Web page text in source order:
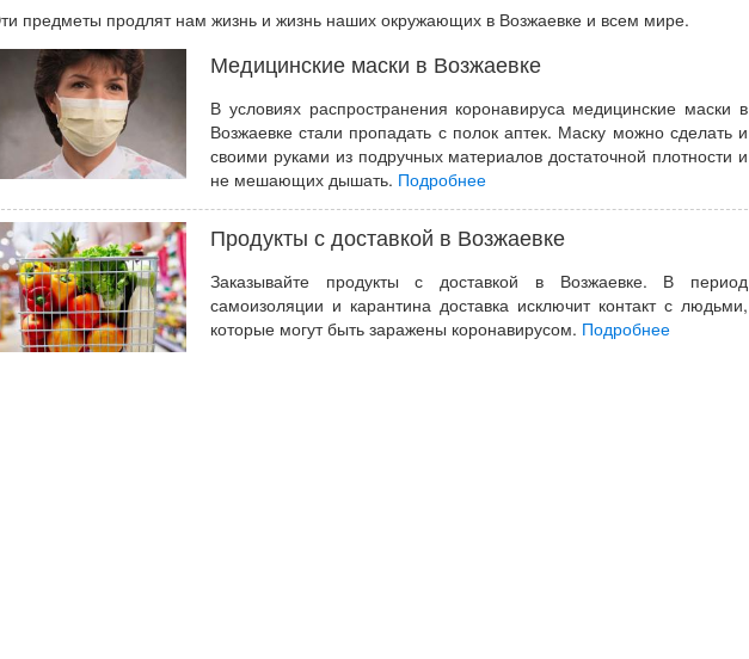
предметы продлят нам жизнь и жизнь наших окружающих в Возжаевке и всем мире.
Медицинские маски в Возжаевке
В условиях распространения коронавируса медицинские маски в
Возжаевке стали пропадать с полок аптек. Маску можно сделать и
своими руками из подручных материалов достаточной плотности и
не мешающих дышать. Подробнее
Продукты с доставкой в Возжаевке
Заказывайте продукты с доставкой в Возжаевке. В период
самоизоляции и карантина доставка исключит контакт с людьми,
которые могут быть заражены коронавирусом. Подробнее